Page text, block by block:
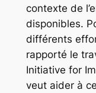
contexte de
disponibles.
différents
rapporté le
Initiative for
veut aider à